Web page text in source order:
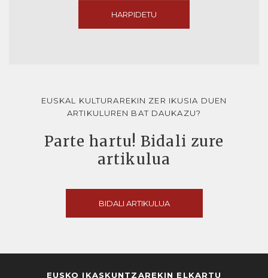
HARPIDETU
EUSKAL KULTURAREKIN ZER IKUSIA DUEN
ARTIKULUREN BAT DAUKAZU?
Parte hartu! Bidali zure
artikulua
BIDALI ARTIKULUA
EUSKO IKASKUNTZAREKIN ELKARTU